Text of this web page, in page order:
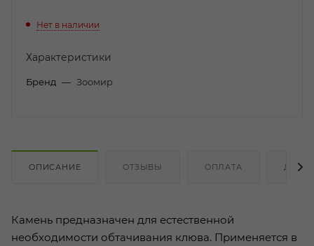
Нет в наличии
Характеристики
Бренд — Зоомир
ОПИСАНИЕ ОТЗЫВЫ ОПЛАТА
Камень предназначен для естественной
необходимости обтачивания клюва. Применяется в